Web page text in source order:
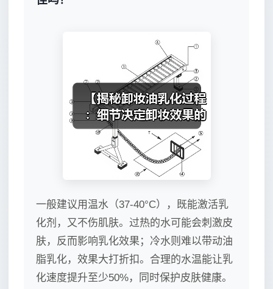
一般建议用温水（37-40°C），既能激活乳
化剂，又不伤肌肤。过热的水可能会刺激皮
肤，反而影响乳化效果；冷水则难以带动油
脂乳化，效果大打折扣。合理的水温能让乳
化速度提升至少50%，同时保护皮肤健康。